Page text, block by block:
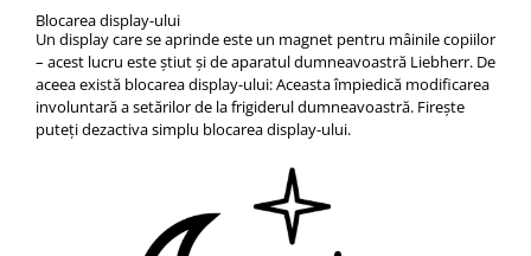
Blocarea display-ului
Un display care se aprinde este un magnet pentru mâinile copiilor
– acest lucru este ştiut şi de aparatul dumneavoastră Liebherr. De
aceea există blocarea display-ului: Aceasta împiedică modificarea
involuntară a setărilor de la frigiderul dumneavoastră. Fireşte
puteţi dezactiva simplu blocarea display-ului.